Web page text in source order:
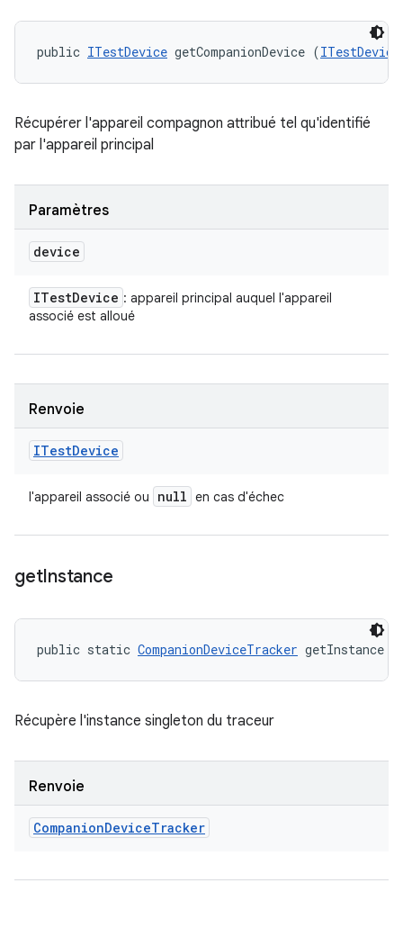
public ITestDevice getCompanionDevice (ITestDevice
Récupérer l'appareil compagnon attribué tel qu'identifié
par l'appareil principal
Paramètres
device
ITestDevice : appareil principal auquel l'appareil
associé est alloué
Renvoie
ITestDevice
l'appareil associé ou null en cas d'échec
getInstance
public static CompanionDeviceTracker getInstance
Récupère l'instance singleton du traceur
Renvoie
CompanionDeviceTracker